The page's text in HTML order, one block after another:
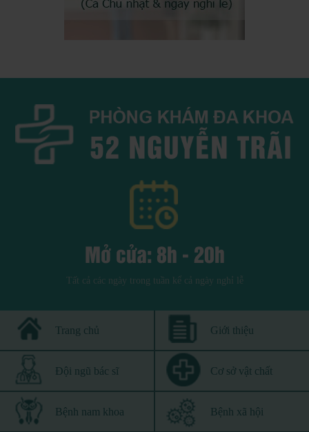
Mở cửa: 8h - 20h
Tất cả các ngày trong tuần kể cả ngày nghỉ lễ
Trang chủ Giới thiệu
Đội ngũ bác sĩ Cơ sở vật chất
Bệnh nam khoa Bệnh xã hội